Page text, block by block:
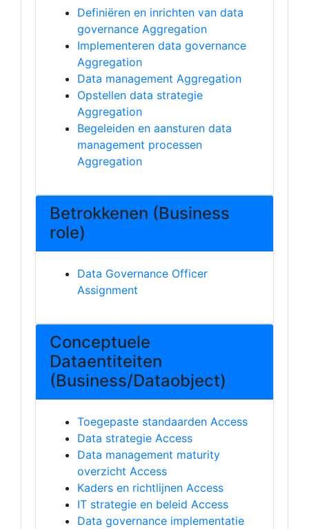
Definiëren en inrichten van data
governance Aggregation
Implementeren data governance
Aggregation
Data management Aggregation
Opstellen data strategie
Aggregation
Begeleiden en aansturen data
management processen
Aggregation
Betrokkenen (Business
role)
Data Governance Officer
Assignment
Conceptuele
Dataentiteiten
(Business/Dataobject)
Toegepaste standaarden Access
Data strategie Access
Data management maturity
overzicht Access
Kaders en richtlijnen Access
IT strategie en beleid Access
Data governance implementatie